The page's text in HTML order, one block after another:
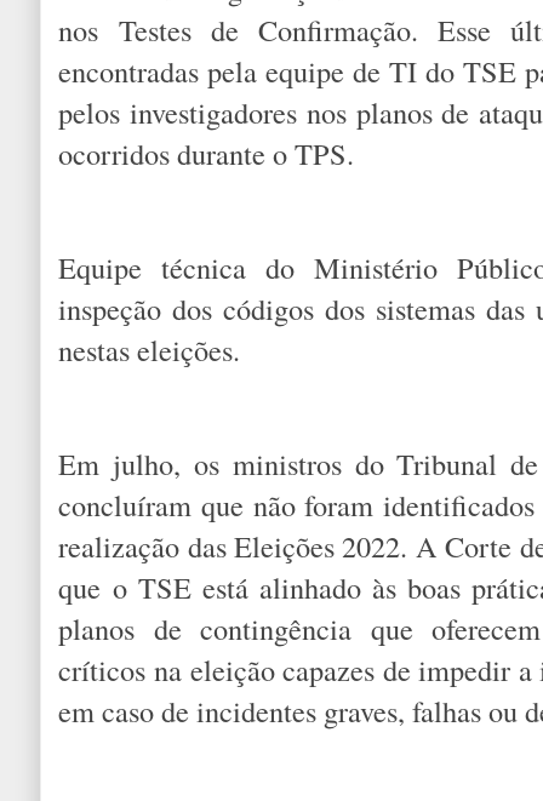
nos Testes de Confirmação. Esse
encontradas pela equipe de TI do TSE
pelos investigadores nos planos de
ocorridos durante o TPS.
Equipe técnica do Ministério
inspeção dos códigos dos sistemas
nestas eleições.
Em julho, os ministros do Tribunal
concluíram que não foram identificados
realização das Eleições 2022. A Corte
que o TSE está alinhado às boas
planos de contingência que
críticos na eleição capazes de impedir
em caso de incidentes graves, falhas ou